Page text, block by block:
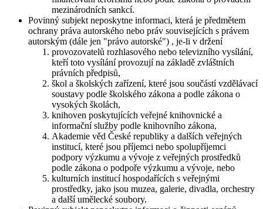
mezinárodních sankcí.
Povinný subjekt neposkytne informaci, která je předmětem
ochrany práva autorského nebo práv souvisejících s právem
autorským (dále jen "právo autorské") , je-li v držení
provozovatelů rozhlasového nebo televizního vysílání,
kteří toto vysílání provozují na základě zvláštních
právních předpisů,
škol a školských zařízení, které jsou součástí vzdělávací
soustavy podle školského zákona a podle zákona o
vysokých školách,
knihoven poskytujících veřejné knihovnické a
informační služby podle knihovního zákona,
Akademie věd České republiky a dalších veřejných
institucí, které jsou příjemci nebo spolupříjemci
podpory výzkumu a vývoje z veřejných prostředků
podle zákona o podpoře výzkumu a vývoje, nebo
kulturních institucí hospodařících s veřejnými
prostředky, jako jsou muzea, galerie, divadla, orchestry
a další umělecké soubory.